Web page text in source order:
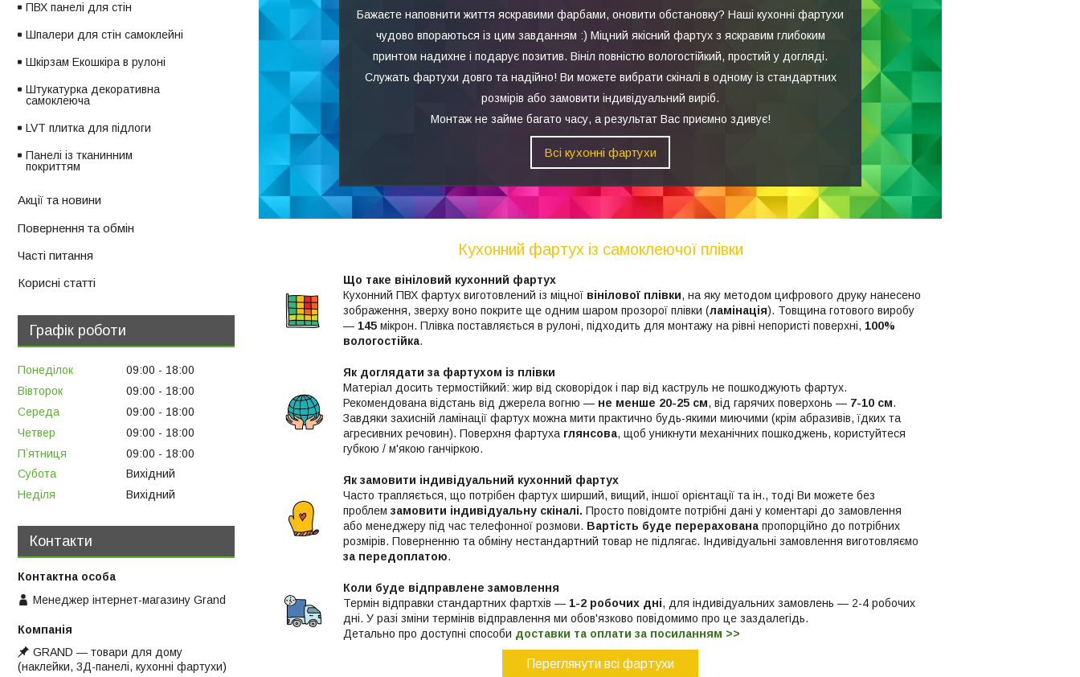
Бажаєте наповнити життя яскравими фарбами, оновити обстановку? Наші кухонні фартухи
чудово впораються із цим завданням :) Міцний якісний фартух з яскравим глибоким
принтом надихне і подарує позитив. Вініл повністю вологостійкий, простий у догляді.
Служать фартухи довго та надійно! Ви можете вибрати скіналі в одному із стандартних
розмірів або замовити індивідуальний виріб.
Монтаж не займе багато часу, а результат Вас приємно здивує!
Всі кухонні фартухи
Кухонний фартух із самоклеючої плівки
Що таке вініловий кухонний фартух
Кухонний ПВХ фартух виготовлений із міцної вінілової плівки, на яку методом цифрового друку нанесено
зображення, зверху воно покрите ще одним шаром прозорої плівки (ламінація). Товщина готового виробу
— 145 мікрон. Плівка поставляється в рулоні, підходить для монтажу на рівні непористі поверхні, 100%
вологостійка.
Як доглядати за фартухом із плівки
Матеріал досить термостійкий: жир від сковорідок і пар від каструль не пошкоджують фартух.
Рекомендована відстань від джерела вогню — не менше 20-25 см, від гарячих поверхонь — 7-10 см.
Завдяки захисній ламінації фартух можна мити практично будь-якими миючими (крім абразивів, їдких та
агресивних речовин). Поверхня фартуха глянсова, щоб уникнути механічних пошкоджень, користуйтеся
губкою / м'якою ганчіркою.
Як замовити індивідуальний кухонний фартух
Часто трапляється, що потрібен фартух ширший, вищий, іншої орієнтації та ін., тоді Ви можете без
проблем замовити індивідуальну скіналі. Просто повідомте потрібні дані у коментарі до замовлення
або менеджеру під час телефонної розмови. Вартість буде перерахована пропорційно до потрібних
розмірів. Поверненню та обміну нестандартний товар не підлягає. Індивідуальні замовлення виготовляємо
за передоплатою.
Коли буде відправлене замовлення
Термін відправки стандартних фартхів — 1-2 робочих дні, для індивідуальних замовлень — 2-4 робочих
дні. У разі зміни термінів відправлення ми обов'язково повідомимо про це заздалегідь.
Детально про доступні способи доставки та оплати за посиланням >>
Переглянути всі фартухи
ПВХ панелі для стін
Шпалери для стін самоклейні
Шкірзам Екошкіра в рулоні
Штукатурка декоративна
самоклеюча
LVT плитка для підлоги
Панелі із тканинним
покриттям
Акції та новини
Повернення та обмін
Часті питання
Корисні статті
Графік роботи
Понеділок 09:00
18:00
Вівторок
09:00
18:00
Середа
09:00
18:00
Четвер
09:00
18:00
Пʼятниця
09:00
18:00
Субота
Вихідний
Неділя
Вихідний
Контакти
Менеджер інтернет-магазину Grand
GRAND ― товари для дому
(наклейки, 3Д-панелі, кухонні фартухи)